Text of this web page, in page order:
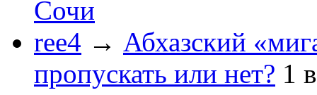
Сочи
ree4 → Абхазский
пропускать или нет? 1